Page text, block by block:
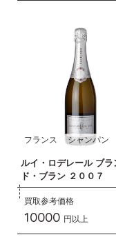
フランス シャンパン
ルイ・ロデレール ブラ
ド・ブラン ２００７
買取参考価格
10000 円以上